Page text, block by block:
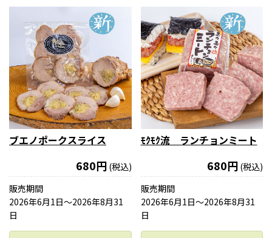
ブエノポークスライス
680円 (税込)
販売期間
2026年6月1日〜2026年8月31
日
ﾓｸﾓｸ流 ランチョンミート
680円 (税込)
販売期間
2026年6月1日〜2026年8月31
日